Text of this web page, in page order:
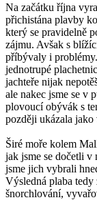
Na začátku října
přichistána plavby
který se pravidelně
zájmu. Avšak s
příbývaly i
jednotrupé
jachteře nijak
ale nakec jsme se v
plovoucí obývák s
později ukázala
Širé moře kolem
jak jsme se dočetli v
jsme jich vybrali
Výsledná plaba tedy
šnorchlování,